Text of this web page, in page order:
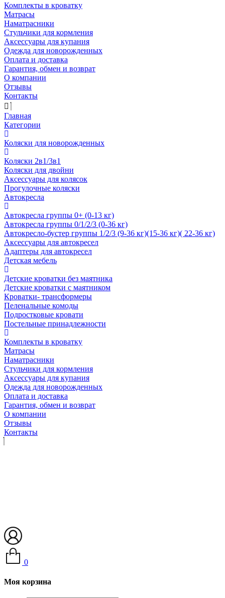
Комплекты в кроватку
Матрасы
Наматрасники
Стульчики для кормления
Аксессуары для купания
Одежда для новорожденных
Оплата и доставка
Гарантия, обмен и возврат
О компании
Отзывы
Контакты
Главная
Категории
Коляски для новорожденных
Коляски 2в1/3в1
Коляски для двойни
Аксессуары для колясок
Прогулочные коляски
Автокресла
Автокресла группы 0+ (0-13 кг)
Автокресла группы 0/1/2/3 (0-36 кг)
Автокресло-бустер группы 1/2/3 (9-36 кг)(15-36 кг)( 22-36 кг)
Аксессуары для автокресел
Адаптеры для автокресел
Детская мебель
Детские кроватки без маятника
Детские кроватки с маятником
Кроватки- трансформеры
Пеленальные комоды
Подростковые кровати
Постельные принадлежности
Комплекты в кроватку
Матрасы
Наматрасники
Стульчики для кормления
Аксессуары для купания
Одежда для новорожденных
Оплата и доставка
Гарантия, обмен и возврат
О компании
Отзывы
Контакты
0
Моя корзина